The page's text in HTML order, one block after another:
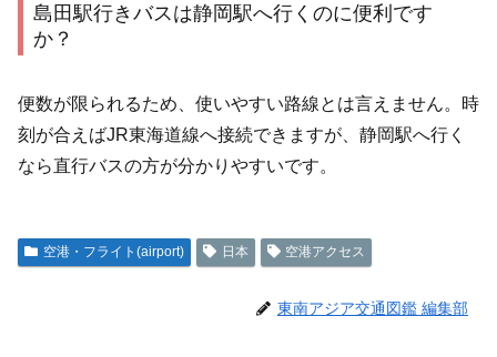
島田駅行きバスは静岡駅へ行くのに便利です
か？
便数が限られるため、使いやすい路線とは言えません。時
刻が合えばJR東海道線へ接続できますが、静岡駅へ行く
なら直行バスの方が分かりやすいです。
空港・フライト(airport) 日本 空港アクセス
東南アジア交通図鑑 編集部